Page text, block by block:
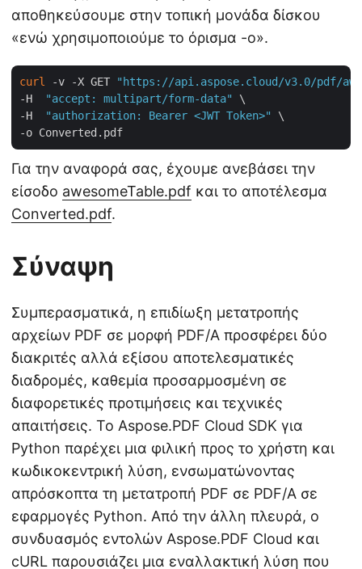
αποθηκεύσουμε στην τοπική μονάδα δίσκου
«ενώ χρησιμοποιούμε το όρισμα -o».
curl -v -X GET
"https://api.aspose.cloud/v3.0/pdf/
-H
"accept: multipart/form-data"
\
-H
"authorization: Bearer <JWT Token>"
\
Για την αναφορά σας, έχουμε ανεβάσει την
είσοδο awesomeTable.pdf και το αποτέλεσμα
Converted.pdf.
Σύναψη
Συμπερασματικά, η επιδίωξη μετατροπής
αρχείων PDF σε μορφή PDF/A προσφέρει δύο
διακριτές αλλά εξίσου αποτελεσματικές
διαδρομές, καθεμία προσαρμοσμένη σε
διαφορετικές προτιμήσεις και τεχνικές
απαιτήσεις. Το Aspose.PDF Cloud SDK για
Python παρέχει μια φιλική προς το χρήστη και
κωδικοκεντρική λύση, ενσωματώνοντας
απρόσκοπτα τη μετατροπή PDF σε PDF/A σε
εφαρμογές Python. Από την άλλη πλευρά, ο
συνδυασμός εντολών Aspose.PDF Cloud και
cURL παρουσιάζει μια εναλλακτική λύση που